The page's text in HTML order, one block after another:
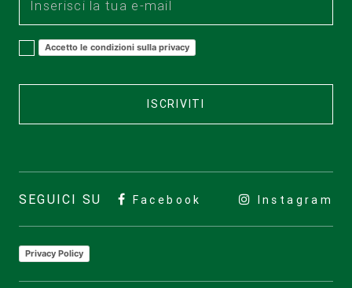
Accetto le condizioni sulla privacy
ISCRIVITI
SEGUICI SU Facebook Instagram
Privacy Policy